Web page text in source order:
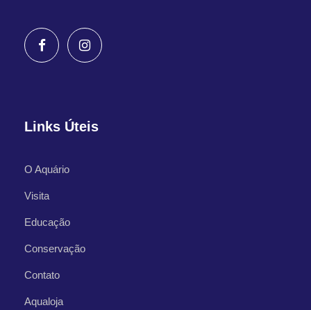
Links Úteis
O Aquário
Visita
Educação
Conservação
Contato
Aqualoja